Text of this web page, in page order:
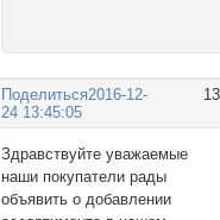
Поделиться2016-12-
24 13:45:05
Здравствуйте уважаемые
наши покупатели рады
объявить о добавлении